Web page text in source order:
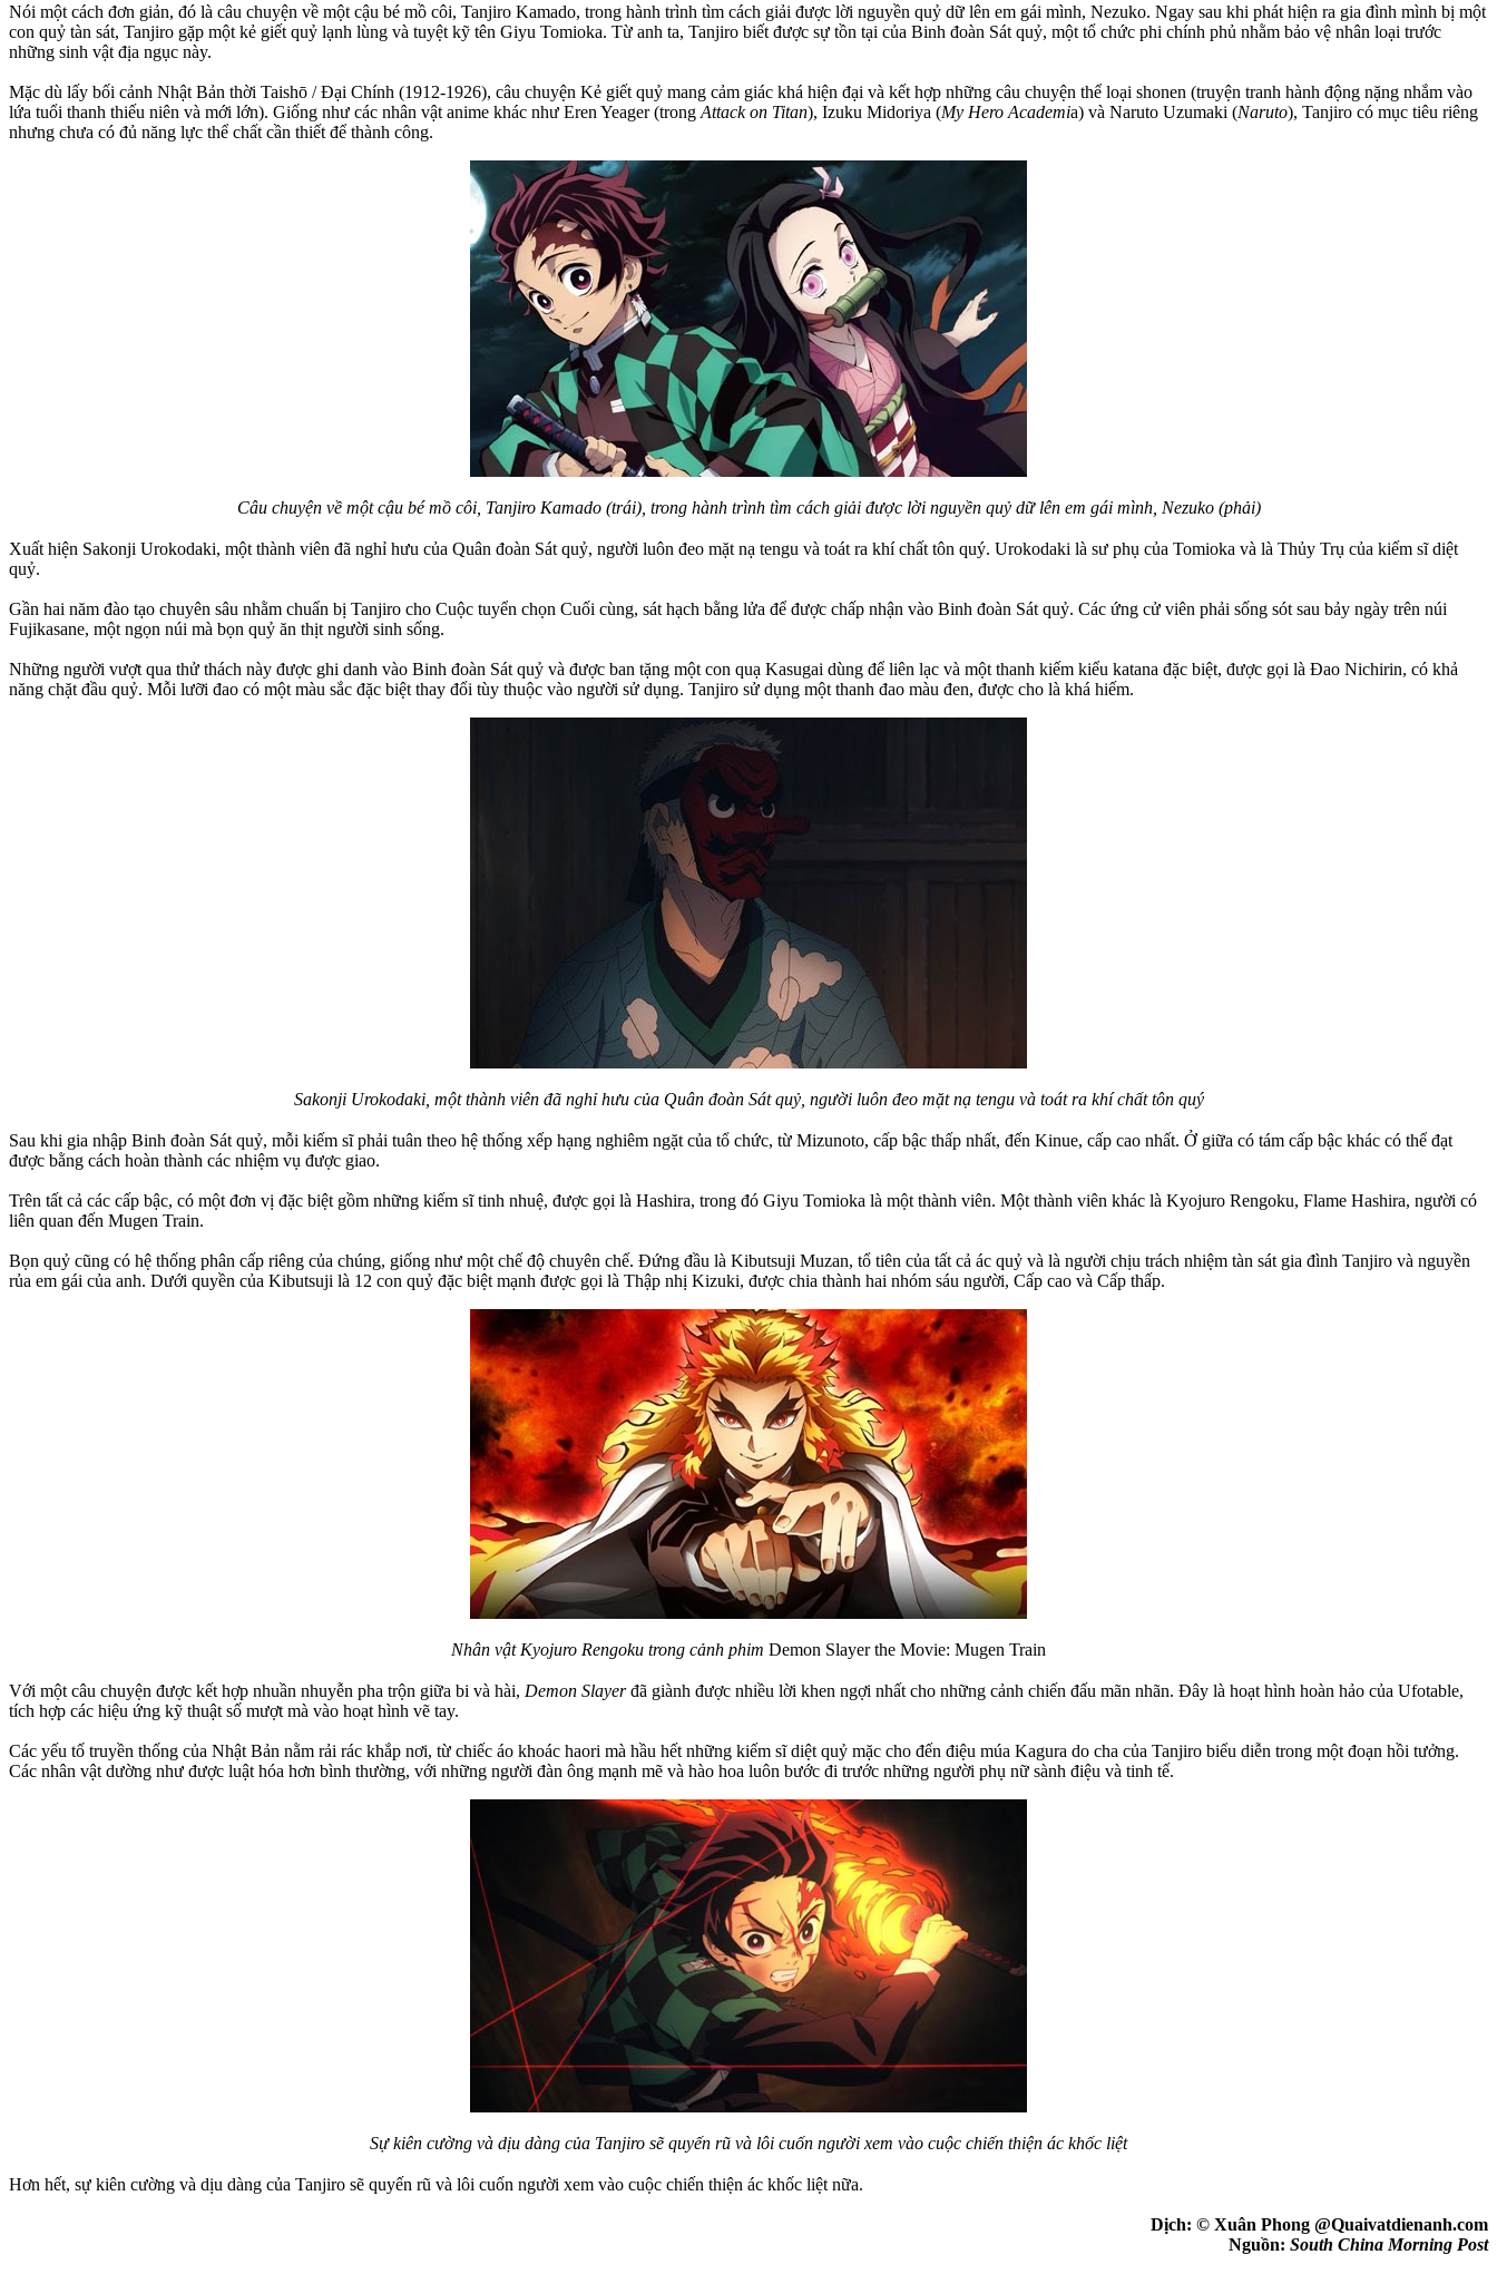
Nói một cách đơn giản, đó là câu chuyện về một cậu bé mồ côi, Tanjiro Kamado, trong hành trình tìm cách giải được lời nguyền quỷ dữ lên em gái mình, Nezuko. Ngay sau khi phát hiện ra gia đình mình bị một
con quỷ tàn sát, Tanjiro gặp một kẻ giết quỷ lạnh lùng và tuyệt kỹ tên Giyu Tomioka. Từ anh ta, Tanjiro biết được sự tồn tại của Binh đoàn Sát quỷ, một tổ chức phi chính phủ nhằm bảo vệ nhân loại trước
những sinh vật địa ngục này.
Mặc dù lấy bối cảnh Nhật Bản thời Taishō / Đại Chính (1912-1926), câu chuyện Kẻ giết quỷ mang cảm giác khá hiện đại và kết hợp những câu chuyện thể loại shonen (truyện tranh hành động nặng nhắm vào
lứa tuổi thanh thiếu niên và mới lớn). Giống như các nhân vật anime khác như Eren Yeager (trong Attack on Titan), Izuku Midoriya (My Hero Academia) và Naruto Uzumaki (Naruto), Tanjiro có mục tiêu riêng
nhưng chưa có đủ năng lực thể chất cần thiết để thành công.
Câu chuyện về một cậu bé mồ côi, Tanjiro Kamado (trái), trong hành trình tìm cách giải được lời nguyền quỷ dữ lên em gái mình, Nezuko (phải)
Xuất hiện Sakonji Urokodaki, một thành viên đã nghỉ hưu của Quân đoàn Sát quỷ, người luôn đeo mặt nạ tengu và toát ra khí chất tôn quý. Urokodaki là sư phụ của Tomioka và là Thủy Trụ của kiếm sĩ diệt
quỷ.
Gần hai năm đào tạo chuyên sâu nhằm chuẩn bị Tanjiro cho Cuộc tuyển chọn Cuối cùng, sát hạch bằng lửa để được chấp nhận vào Binh đoàn Sát quỷ. Các ứng cử viên phải sống sót sau bảy ngày trên núi
Fujikasane, một ngọn núi mà bọn quỷ ăn thịt người sinh sống.
Những người vượt qua thử thách này được ghi danh vào Binh đoàn Sát quỷ và được ban tặng một con quạ Kasugai dùng để liên lạc và một thanh kiếm kiểu katana đặc biệt, được gọi là Đao Nichirin, có khả
năng chặt đầu quỷ. Mỗi lưỡi đao có một màu sắc đặc biệt thay đổi tùy thuộc vào người sử dụng. Tanjiro sử dụng một thanh đao màu đen, được cho là khá hiếm.
Sakonji Urokodaki, một thành viên đã nghỉ hưu của Quân đoàn Sát quỷ, người luôn đeo mặt nạ tengu và toát ra khí chất tôn quý
Sau khi gia nhập Binh đoàn Sát quỷ, mỗi kiếm sĩ phải tuân theo hệ thống xếp hạng nghiêm ngặt của tổ chức, từ Mizunoto, cấp bậc thấp nhất, đến Kinue, cấp cao nhất. Ở giữa có tám cấp bậc khác có thể đạt
được bằng cách hoàn thành các nhiệm vụ được giao.
Trên tất cả các cấp bậc, có một đơn vị đặc biệt gồm những kiếm sĩ tinh nhuệ, được gọi là Hashira, trong đó Giyu Tomioka là một thành viên. Một thành viên khác là Kyojuro Rengoku, Flame Hashira, người có
liên quan đến Mugen Train.
Bọn quỷ cũng có hệ thống phân cấp riêng của chúng, giống như một chế độ chuyên chế. Đứng đầu là Kibutsuji Muzan, tổ tiên của tất cả ác quỷ và là người chịu trách nhiệm tàn sát gia đình Tanjiro và nguyền
rủa em gái của anh. Dưới quyền của Kibutsuji là 12 con quỷ đặc biệt mạnh được gọi là Thập nhị Kizuki, được chia thành hai nhóm sáu người, Cấp cao và Cấp thấp.
Nhân vật Kyojuro Rengoku trong cảnh phim Demon Slayer the Movie: Mugen Train
Với một câu chuyện được kết hợp nhuần nhuyễn pha trộn giữa bi và hài, Demon Slayerđã giành được nhiều lời khen ngợi nhất cho những cảnh chiến đấu mãn nhãn. Đây là hoạt hình hoàn hảo của Ufotable,
tích hợp các hiệu ứng kỹ thuật số mượt mà vào hoạt hình vẽ tay.
Các yếu tố truyền thống của Nhật Bản nằm rải rác khắp nơi, từ chiếc áo khoác haori mà hầu hết những kiếm sĩ diệt quỷ mặc cho đến điệu múa Kagura do cha của Tanjiro biểu diễn trong một đoạn hồi tưởng.
Các nhân vật dường như được luật hóa hơn bình thường, với những người đàn ông mạnh mẽ và hào hoa luôn bước đi trước những người phụ nữ sành điệu và tinh tế.
Sự kiên cường và dịu dàng của Tanjiro sẽ quyến rũ và lôi cuốn người xem vào cuộc chiến thiện ác khốc liệt
Hơn hết, sự kiên cường và dịu dàng của Tanjiro sẽ quyến rũ và lôi cuốn người xem vào cuộc chiến thiện ác khốc liệt nữa.
Dịch: © Xuân Phong @Quaivatdienanh.com
Nguồn: South China Morning Post